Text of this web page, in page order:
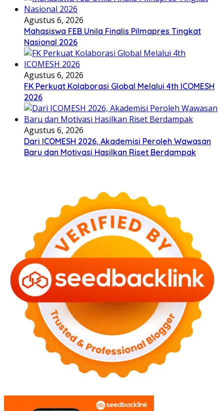
Agustus 6, 2026
Mahasiswa FEB Unila Finalis Pilmapres Tingkat
Nasional 2026
Agustus 6, 2026
FK Perkuat Kolaborasi Global Melalui 4th ICOMESH
2026
Agustus 6, 2026
Dari ICOMESH 2026, Akademisi Peroleh Wawasan
Baru dan Motivasi Hasilkan Riset Berdampak